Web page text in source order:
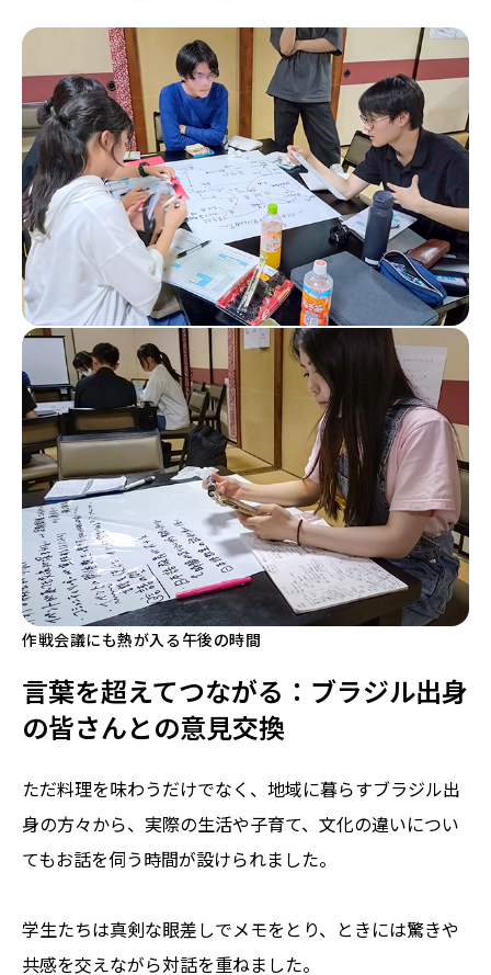
作戦会議にも熱が入る午後の時間
言葉を超えてつながる：ブラジル出身
の皆さんとの意見交換
ただ料理を味わうだけでなく、地域に暮らすブラジル出
身の方々から、実際の生活や子育て、文化の違いについ
てもお話を伺う時間が設けられました。
学生たちは真剣な眼差しでメモをとり、ときには驚きや
共感を交えながら対話を重ねました。